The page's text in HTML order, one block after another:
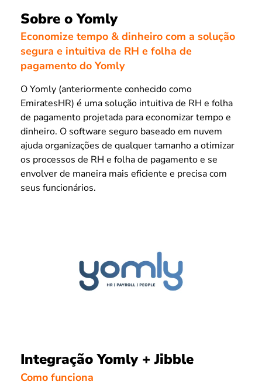
Sobre o Yomly
Economize tempo & dinheiro com a solução
segura e intuitiva de RH e folha de
pagamento do Yomly
O Yomly (anteriormente conhecido como
EmiratesHR) é uma solução intuitiva de RH e folha
de pagamento projetada para economizar tempo e
dinheiro. O software seguro baseado em nuvem
ajuda organizações de qualquer tamanho a otimizar
os processos de RH e folha de pagamento e se
envolver de maneira mais eficiente e precisa com
seus funcionários.
Integração Yomly + Jibble
Como funciona